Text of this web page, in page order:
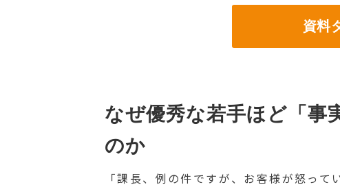
資料
なぜ優秀な若手ほど「事
のか
「課長、例の件ですが、お客様が怒っ